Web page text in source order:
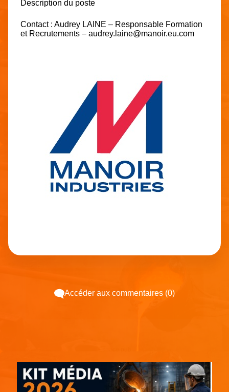
Description du poste
Contact : Audrey LAINE – Responsable Formation
et Recrutements – audrey.laine@manoir.eu.com
Accéder aux commentaires (0)